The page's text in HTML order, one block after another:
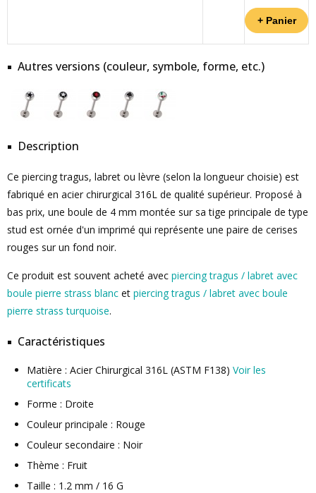
Autres versions (couleur, symbole, forme, etc.)
Description
Ce piercing tragus, labret ou lèvre (selon la longueur choisie) est
fabriqué en acier chirurgical 316L de qualité supérieur. Proposé à
bas prix, une boule de 4 mm montée sur sa tige principale de type
stud est ornée d'un imprimé qui représente une paire de cerises
rouges sur un fond noir.
Ce produit est souvent acheté avec piercing tragus / labret avec
boule pierre strass blanc et piercing tragus / labret avec boule
pierre strass turquoise.
Caractéristiques
Matière : Acier Chirurgical 316L (ASTM F138) Voir les
certificats
Forme : Droite
Couleur principale : Rouge
Couleur secondaire : Noir
Thème : Fruit
Taille : 1.2 mm / 16 G